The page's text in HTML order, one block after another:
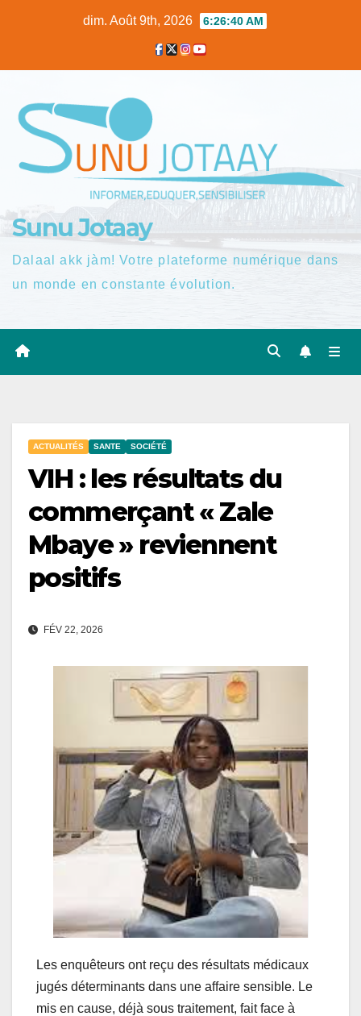
dim. Août 9th, 2026 6:26:41 AM
Sunu Jotaay
Dalaal akk jàm! Votre plateforme numérique dans
un monde en constante évolution.
ACTUALITÉS SANTE SOCIÉTÉ
VIH : les résultats du
commerçant « Zale
Mbaye » reviennent
positifs
FÉV 22, 2026
Les enquêteurs ont reçu des résultats médicaux
jugés déterminants dans une affaire sensible. Le
mis en cause, déjà sous traitement, fait face à